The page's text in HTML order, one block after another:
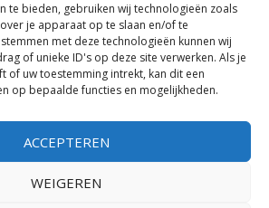
te bieden, gebruiken wij technologieën zoals
je apparaat op te slaan en/of te
met deze technologieën kunnen wij
of unieke ID's op deze site verwerken. Als je
of uw toestemming intrekt, kan dit een
op bepaalde functies en mogelijkheden.
ACCEPTEREN
WEIGEREN
WordPress